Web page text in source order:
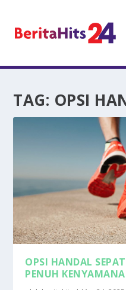
TAG: OPSI
OPSI HANDAL
PENUH